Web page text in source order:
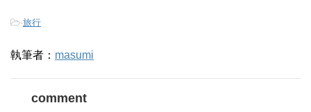
-旅行
執筆者： masumi
comment